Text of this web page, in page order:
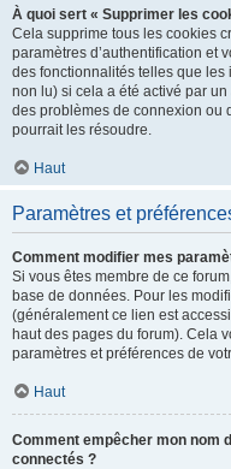
À quoi sert « Supprimer les
Cela supprime tous les cookies
paramètres d’authentification et
des fonctionnalités telles que
non lu) si cela a été activé par
des problèmes de connexion ou
pourrait les résoudre.
Haut
Paramètres et
Comment modifier mes
Si vous êtes membre de ce
base de données. Pour les
(généralement ce lien est
haut des pages du forum). Cela
paramètres et préférences de
Haut
Comment empêcher mon nom
connectés ?